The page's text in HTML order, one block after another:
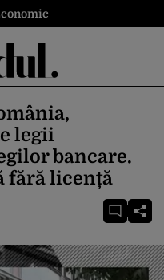
legii
bancare.
fără licență